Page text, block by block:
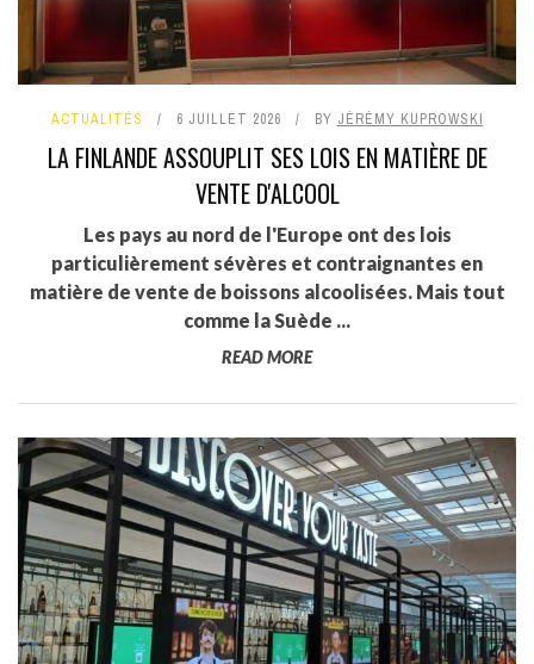
ACTUALITÉS 6 JUILLET 2026 BY JÉRÉMY KUPROWSKI
LA FINLANDE ASSOUPLIT SES LOIS EN MATIÈRE DE
VENTE D'ALCOOL
Les pays au nord de l'Europe ont des lois
particulièrement sévères et contraignantes en
matière de vente de boissons alcoolisées. Mais tout
comme la Suède ...
READ MORE